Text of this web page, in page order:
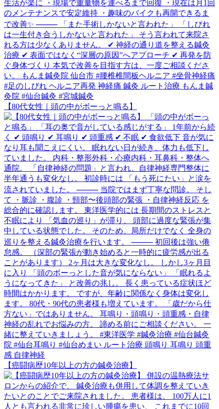
【80代女性｜頭の中がボーっと鳴る】
【癌闘病歴10年以上の方の鍼灸治療】